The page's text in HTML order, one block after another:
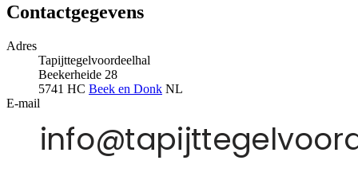
Contactgegevens
Adres
Tapijttegelvoordeelhal
Beekerheide 28
5741 HC Beek en Donk NL
E-mail